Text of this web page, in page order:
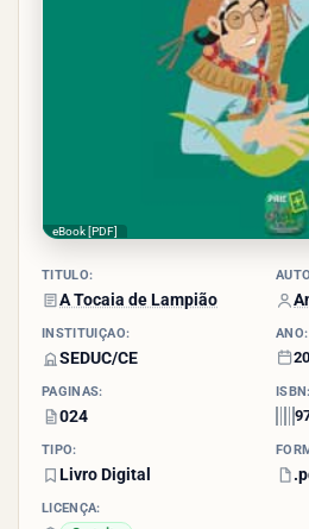
eBook [PDF]
TÍTULO:
A Tocaia de Lampião
INSTITUIÇÃO:
SEDUC/CE
ANO:
PÁGINAS:
024
ISBN:
TIPO:
Livro Digital
LICENÇA: